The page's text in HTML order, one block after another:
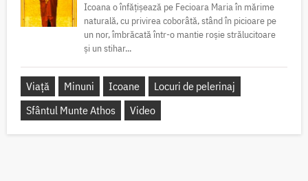
Icoana o înfățișează pe Fecioara Maria în mărime
naturală, cu privirea coborâtă, stând în picioare pe
un nor, îmbrăcată într-o mantie roșie strălucitoare
și un stihar...
Viață Minuni Icoane
Locuri de pelerinaj
Sfântul Munte Athos
Video